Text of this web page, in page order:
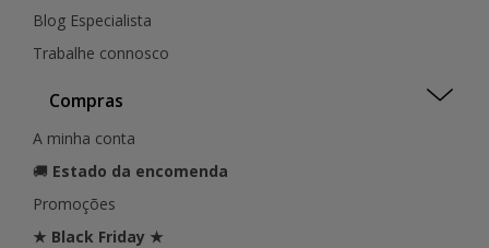
Blog Especialista
Trabalhe connosco
Compras
A minha conta
🚚 Estado da encomenda
Promoções
★ Black Friday ★